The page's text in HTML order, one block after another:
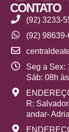
CONTATO
(92) 3233-
(92)
Seg a Sex:
Sáb: 08h
R:
andar-